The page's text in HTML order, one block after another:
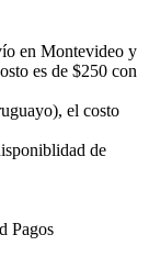
en Montevideo y
es de $250 con
el costo
de